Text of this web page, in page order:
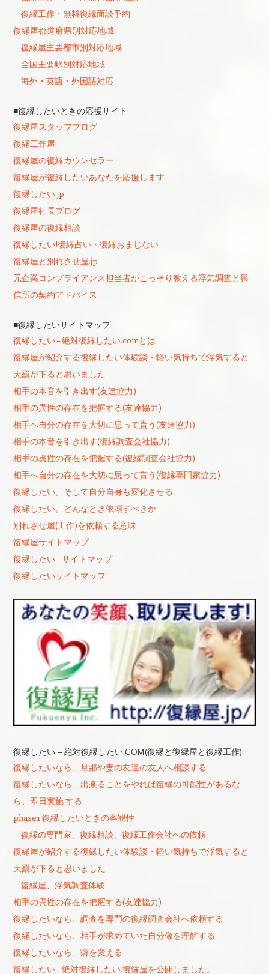
復縁工作・無料復縁面談予約
復縁屋都道府県別対応地域
復縁屋主要都市別対応地域
全国主要駅別対応地域
海外・英語・外国語対応
■復縁したいときの応援サイト
復縁屋スタッフブログ
復縁工作屋
復縁屋の復縁カウンセラー
復縁屋が復縁したいあなたを応援します
復縁したい.jp
復縁屋社長ブログ
復縁屋の復縁相談
復縁したい!復縁占い・復縁おまじない
復縁屋と別れさせ屋.jp
元企業コンプライアンス担当者がこっそり教える浮気調査と興
信所の契約アドバイス
■復縁したいサイトマップ
復縁したい – 絶対復縁したい.comとは
復縁屋が紹介する復縁したい体験談・軽い気持ちで浮気すると
天罰が下ると思いました
相手の本音を引き出す(友達協力)
相手の異性の存在を把握する(友達協力)
相手へ自分の存在を大切に思って貰う(友達協力)
相手の本音を引き出す(復縁調査会社協力)
相手の異性の存在を把握する(復縁調査会社協力)
相手へ自分の存在を大切に思って貰う(復縁専門家協力)
復縁したい。そして自分自身も変化させる
復縁したい。どんなとき依頼すべきか
別れさせ屋(工作)を依頼する意味
復縁屋サイトマップ
復縁したい – サイトマップ
復縁したいサイトマップ
復縁したい – 絶対復縁したい.COM(復縁と復縁屋と復縁工作)
復縁したいなら、旦那や妻の友達の友人へ相談する
復縁したいなら、出来ることをやれば復縁の可能性があるな
ら、即日実施 する
phase1 復縁したいときの客観性
復縁の専門家、復縁相談、復縁工作会社への依頼
復縁屋が紹介する復縁したい体験談・軽い気持ちで浮気すると
天罰が下ると思いました
復縁屋、浮気調査体験
相手の異性の存在を把握する(友達協力)
復縁したいなら、調査を専門の復縁調査会社へ依頼する
復縁したいなら、相手が求めていた自分像を理解する
復縁したいなら、癖を変える
復縁したい – 絶対復縁したい.復縁屋を公開しました。